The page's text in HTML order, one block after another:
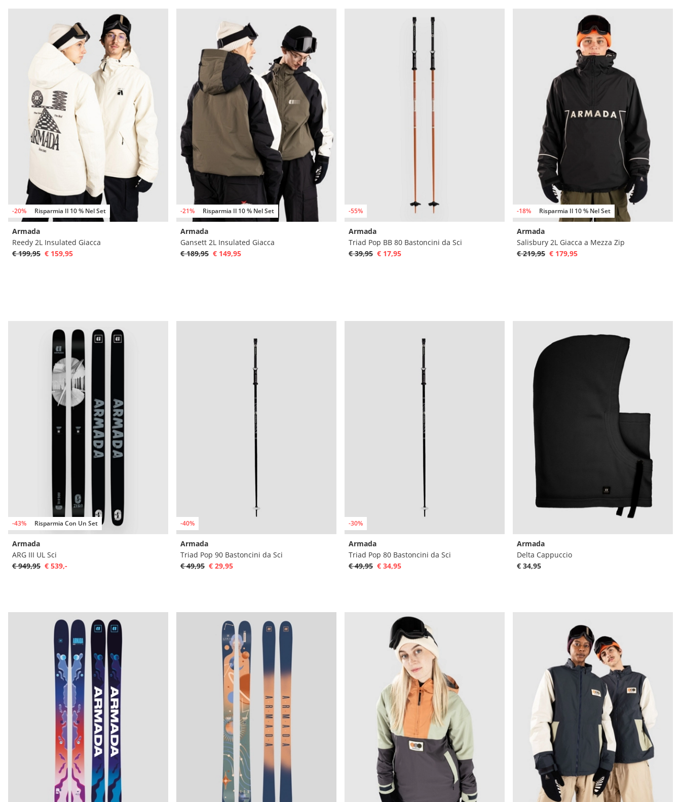
-20% Risparmia Il 10 % Nel Set
Armada
Reedy 2L Insulated Giacca
€ 199,95 € 159,95
-21% Risparmia Il 10 % Nel Set
Armada
Gansett 2L Insulated Giacca
€ 189,95 € 149,95
-55%
Armada
Triad Pop BB 80 Bastoncini da Sci
€ 39,95 € 17,95
-18% Risparmia Il 10 % Nel Set
Armada
Salisbury 2L Giacca a Mezza Zip
€ 219,95 € 179,95
-43% Risparmia Con Un Set
Armada
ARG III UL Sci
€ 949,95 € 539,-
-40%
Armada
Triad Pop 90 Bastoncini da Sci
€ 49,95 € 29,95
-30%
Armada
Triad Pop 80 Bastoncini da Sci
€ 49,95 € 34,95
Armada
Delta Cappuccio
€ 34,95